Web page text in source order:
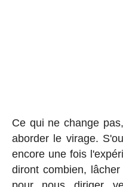
Ce qui ne change
aborder le virage.
encore une fois
diront combien,